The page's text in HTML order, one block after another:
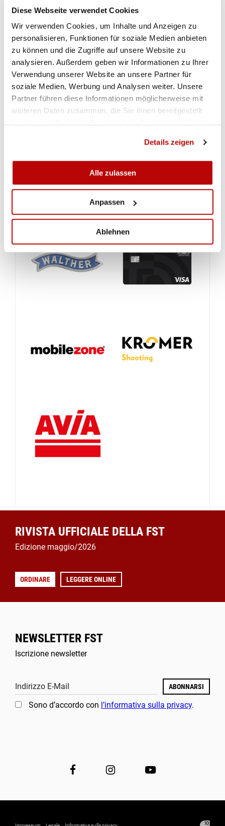
Diese Webseite verwendet Cookies
Wir verwenden Cookies, um Inhalte und Anzeigen zu
personalisieren, Funktionen für soziale Medien anbieten
zu können und die Zugriffe auf unsere Website zu
analysieren. Außerdem geben wir Informationen zu Ihrer
Verwendung unserer Website an unsere Partner für
soziale Medien, Werbung und Analysen weiter. Unsere
Partner führen diese Informationen möglicherweise mit
weiteren Daten zusammen, die Sie ihnen bereitgestellt
Details zeigen
Alle zulassen
Anpassen
Ablehnen
RIVISTA UFFICIALE DELLA FST
Edizione maggio/2026
ORDINARE LEGGERE ONLINE
NEWSLETTER FST
Iscrizione newsletter
Indirizzo E-Mail ABONNARSI
Sono d’accordo con l’informativa sulla privacy.